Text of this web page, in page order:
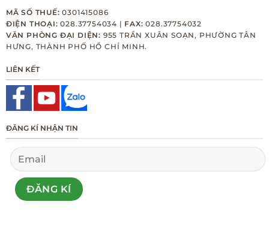
MÃ SỐ THUẾ: 0301415086
ĐIỆN THOẠI: 028.37754034 | FAX: 028.37754032
VĂN PHÒNG ĐẠI DIỆN: 955 TRẦN XUÂN SOẠN, PHƯỜNG TÂN
HƯNG, THÀNH PHỐ HỒ CHÍ MINH.
LIÊN KẾT
ĐĂNG KÍ NHẬN TIN